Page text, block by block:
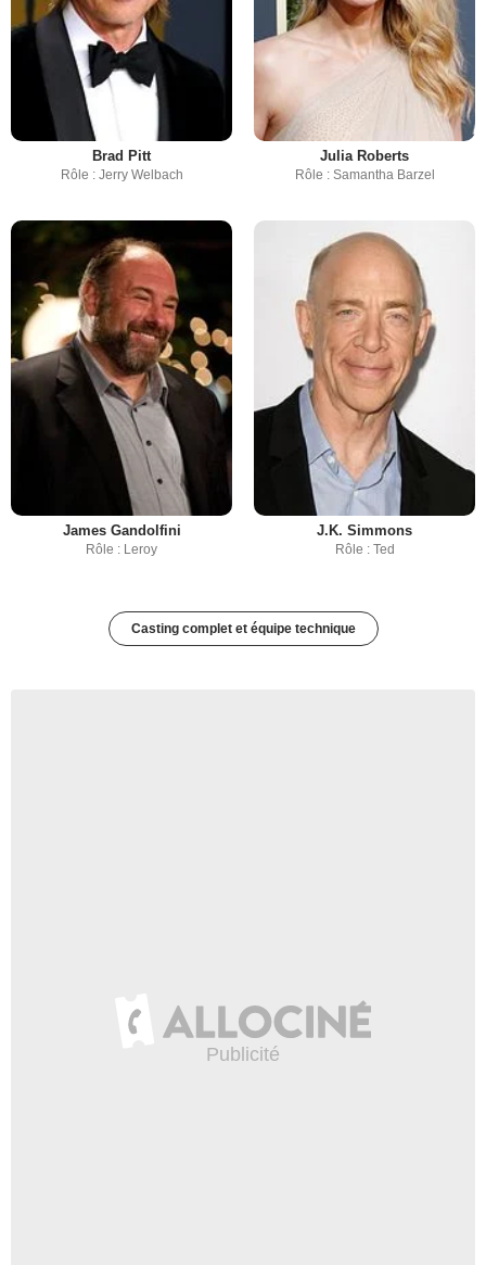
Brad Pitt
Rôle : Jerry Welbach
Julia Roberts
Rôle : Samantha Barzel
James Gandolfini
Rôle : Leroy
J.K. Simmons
Rôle : Ted
Casting complet et équipe technique